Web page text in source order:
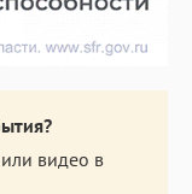
видео в